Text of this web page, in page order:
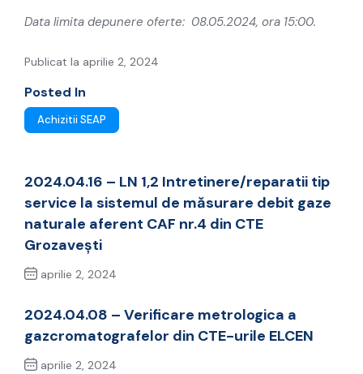
Data limita depunere oferte: 08.05.2024, ora 15:00.
Publicat la aprilie 2, 2024
Posted In
Achizitii SEAP
2024.04.16 – LN 1,2 Intretinere/reparatii tip
service la sistemul de măsurare debit gaze
naturale aferent CAF nr.4 din CTE
Grozavești
aprilie 2, 2024
2024.04.08 – Verificare metrologica a
gazcromatografelor din CTE-urile ELCEN
aprilie 2, 2024